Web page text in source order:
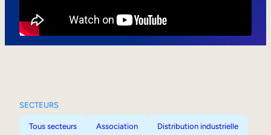
SECTEURS
Tous secteurs Association Distribution industrielle